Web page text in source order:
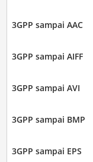
3GPP sampai AAC
3GPP sampai AIFF
3GPP sampai AVI
3GPP sampai BMP
3GPP sampai EPS